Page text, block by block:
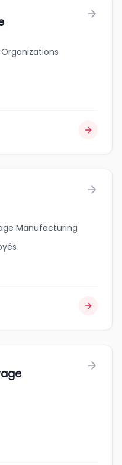
Manufacturing